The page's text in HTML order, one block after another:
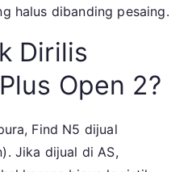
halus dibanding pesaing.
Dirilis
Open 2?
Find N5 dijual
Jika dijual di AS,